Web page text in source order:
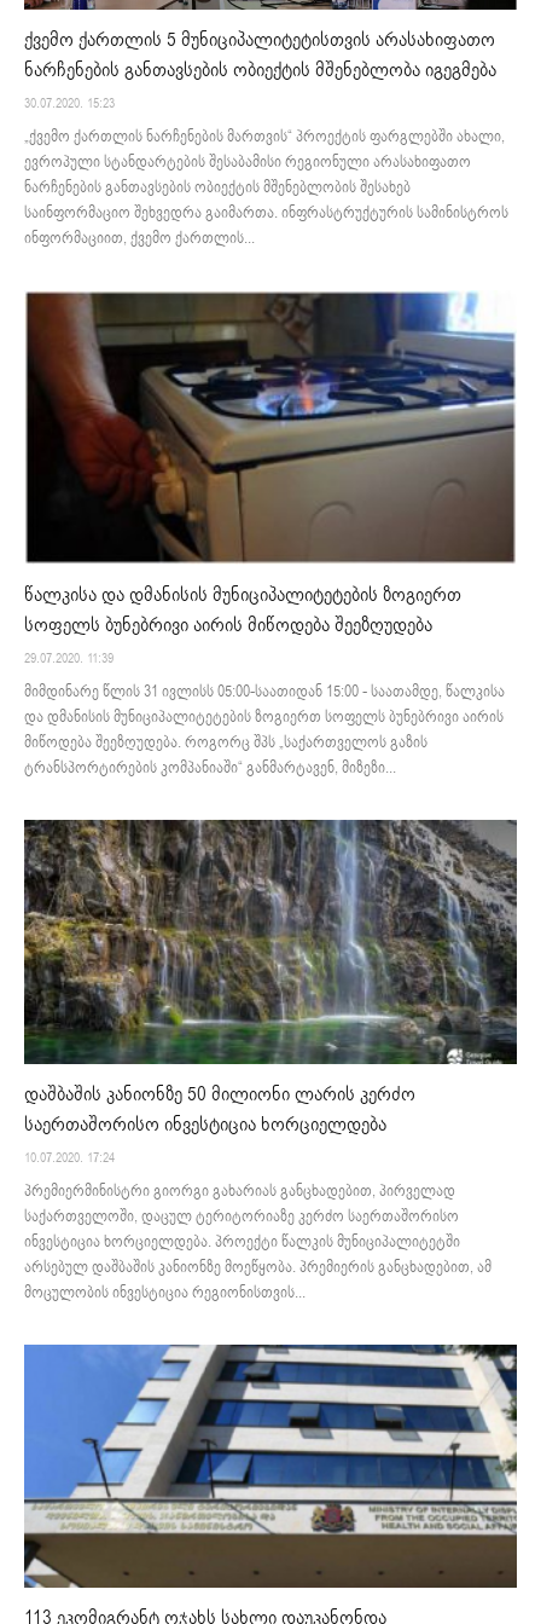
ქვემო ქართლის 5 მუნიციპალიტეტისთვის არასახიფათო
ნარჩენების განთავსების ობიექტის მშენებლობა იგეგმება
30.07.2020. 15:23
„ქვემო ქართლის ნარჩენების მართვის“ პროექტის ფარგლებში ახალი,
ევროპული სტანდარტების შესაბამისი რეგიონული არასახიფათო
ნარჩენების განთავსების ობიექტის მშენებლობის შესახებ
საინფორმაციო შეხვედრა გაიმართა. ინფრასტრუქტურის სამინისტროს
ინფორმაციით, ქვემო ქართლის...
წალკისა და დმანისის მუნიციპალიტეტების ზოგიერთ
სოფელს ბუნებრივი აირის მიწოდება შეეზღუდება
29.07.2020. 11:39
მიმდინარე წლის 31 ივლისს 05:00-საათიდან 15:00 - საათამდე, წალკისა
და დმანისის მუნიციპალიტეტების ზოგიერთ სოფელს ბუნებრივი აირის
მიწოდება შეეზღუდება. როგორც შპს „საქართველოს გაზის
ტრანსპორტირების კომპანიაში“ განმარტავენ, მიზეზი...
დაშბაშის კანიონზე 50 მილიონი ლარის კერძო
საერთაშორისო ინვესტიცია ხორციელდება
10.07.2020. 17:24
პრემიერმინისტრი გიორგი გახარიას განცხადებით, პირველად
საქართველოში, დაცულ ტერიტორიაზე კერძო საერთაშორისო
ინვესტიცია ხორციელდება. პროექტი წალკის მუნიციპალიტეტში
არსებულ დაშბაშის კანიონზე მოეწყობა. პრემიერის განცხადებით, ამ
მოცულობის ინვესტიცია რეგიონისთვის...
113 ეკომიგრანტ ოჯახს სახლი დაუკანონდა